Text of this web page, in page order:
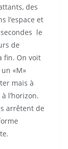
des
l’espace et
le
de
fin. On voit
«M»
mais à
l’horizon.
arrêtent de